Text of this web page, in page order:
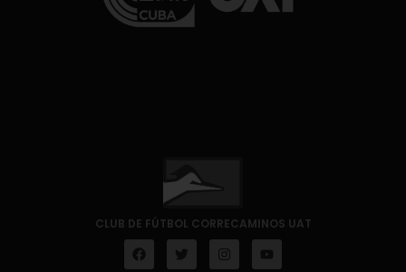
CLUB DE FÚTBOL CORRECAMINOS UAT